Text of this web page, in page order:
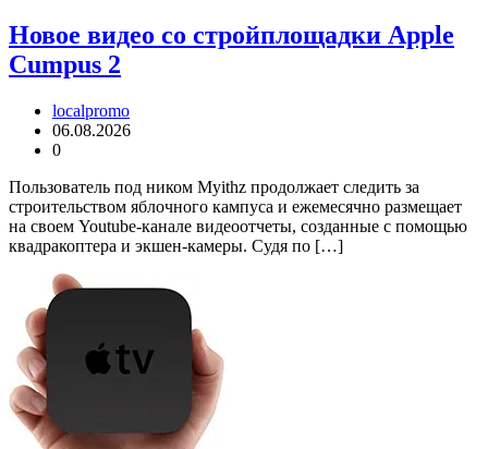
Новое видео со стройплощадки Apple
Cumpus 2
localpromo
06.08.2026
0
Пользователь под ником Myithz продолжает следить за
строительством яблочного кампуса и ежемесячно размещает
на своем Youtube-канале видеоотчеты, созданные с помощью
квадракоптера и экшен-камеры. Судя по […]